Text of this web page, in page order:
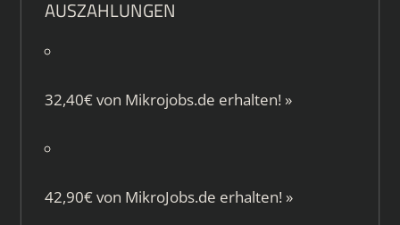
AUSZAHLUNGEN
32,40€ von Mikrojobs.de erhalten! »
42,90€ von MikroJobs.de erhalten! »